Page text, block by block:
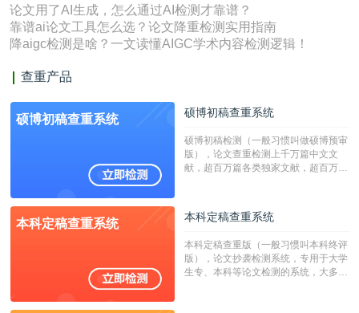
论文用了AI生成，怎么通过AI检测才靠谱？
靠谱ai论文工具怎么选？论文降重检测实用指南
降aigc检测是啥？一文读懂AIGC学术内容检测逻辑！
查重产品
硕博初稿查重系统 硕博初稿查重系统
硕博初稿检测（一般习惯叫做硕博预审
版），论文查重检测上千万篇中文文
献，超百万篇各类独家文献，超百万港
校用来检测硕博论文的系统，检测范围
广，数据来源真实，检测算法合理!本
字符数30万）
本科定稿查重系统 本科定稿查重系统
本科定稿查重版（一般习惯叫本科终评
版），论文抄袭检测系统，专用于大学
生专、本科等论文检测的系统，大多数